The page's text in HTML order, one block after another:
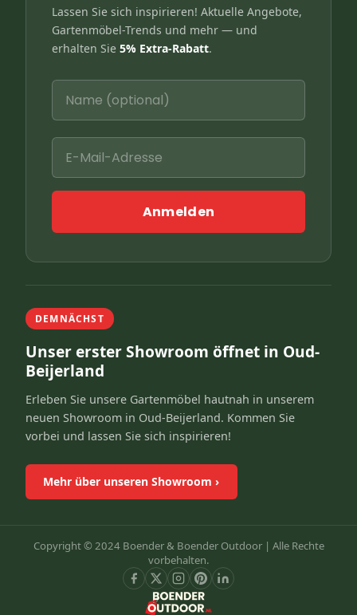
Lassen Sie sich inspirieren! Aktuelle Angebote,
Gartenmöbel-Trends und mehr — und
erhalten Sie 5% Extra-Rabatt.
Anmelden
DEMNÄCHST
Unser erster Showroom öffnet in Oud-
Beijerland
Erleben Sie unsere Gartenmöbel hautnah in unserem
neuen Showroom in Oud-Beijerland. Kommen Sie
vorbei und lassen Sie sich inspirieren!
Mehr über unseren Showroom ›
Copyright © 2024 Boender & Boender Outdoor | Alle Rechte
vorbehalten.